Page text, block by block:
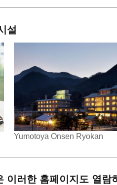
설
Yumotoya Onsen Ryokan
이러한 홈페이지도 열람